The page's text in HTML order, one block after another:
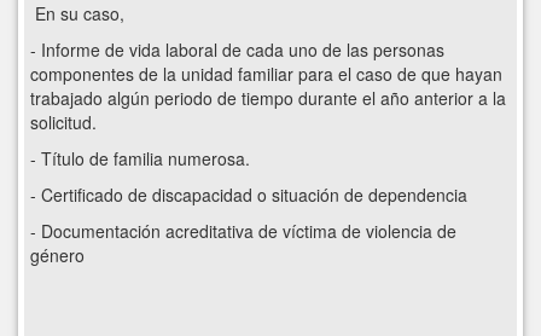
En su caso,
- Informe de vida laboral de cada uno de las personas
componentes de la unidad familiar para el caso de que hayan
trabajado algún periodo de tiempo durante el año anterior a la
solicitud.
- Título de familia numerosa.
- Certificado de discapacidad o situación de dependencia
- Documentación acreditativa de víctima de violencia de
género